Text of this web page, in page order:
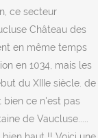
ce secteur
Château des
en même temps
en 1034, mais les
du XIIIe siècle. de
bien ce n'est pas
de Vaucluse.....